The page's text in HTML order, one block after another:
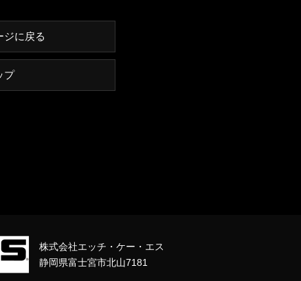
ジに戻る
プ
株式会社エッチ・ケー・エス
静岡県富士宮市北山7181